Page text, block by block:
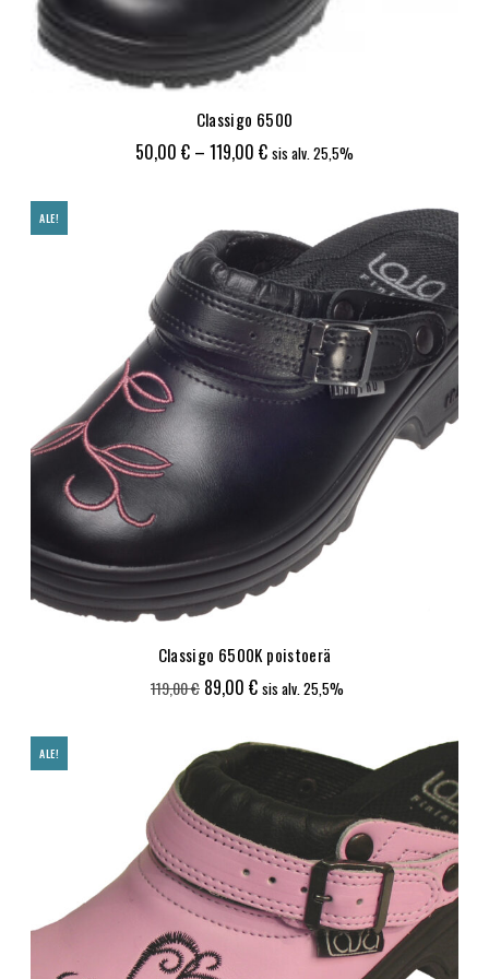
Classigo 6500
50,00 € – 119,00 €Hintaluokka:
119,00 €
sis alv. 25,5%
ALE!
Classigo 6500K poistoerä
119,00€ Alkuperäinen
oli:
119,00 €.
89,00 €Nykyinen
on:
89,00 €.
sis alv. 25,5%
ALE!